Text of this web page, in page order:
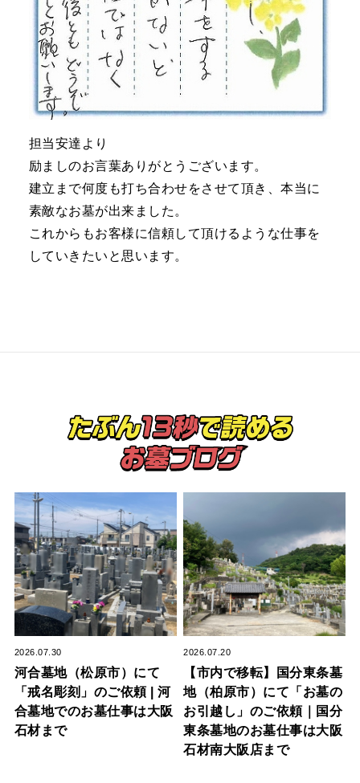
担当安達より
励ましのお言葉ありがとうございます。
建立まで何度も打ち合わせをさせて頂き、本当に
素敵なお墓が出来ました。
これからもお客様に信頼して頂けるような仕事を
していきたいと思います。
2026.07.30
河合墓地（松原市）にて
「戒名彫刻」のご依頼 | 河
合墓地でのお墓仕事は大阪
石材まで
2026.07.20
【市内で移転】国分東条墓
地（柏原市）にて「お墓の
お引越し」のご依頼｜国分
東条墓地のお墓仕事は大阪
石材南大阪店まで